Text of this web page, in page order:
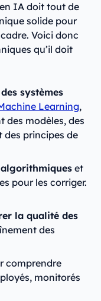
IA doit tout de
solide pour
Voici donc
qu’il doit
systèmes
Learning,
des modèles, des
des principes de
et
pour les corriger.
la qualité des
des
comprendre
monitorés